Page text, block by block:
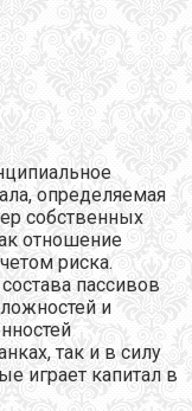
определяемая
собственных
отношение
риска.
пассивов
и
так и в силу
играет капитал в